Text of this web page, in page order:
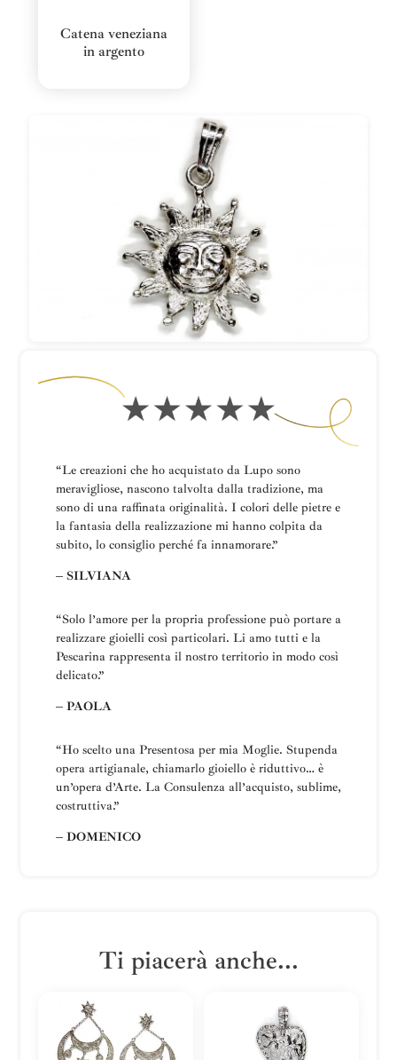
Catena veneziana
in argento
“Le creazioni che ho acquistato da Lupo sono
meravigliose, nascono talvolta dalla tradizione, ma
sono di una raffinata originalità. I colori delle pietre e
la fantasia della realizzazione mi hanno colpita da
subito, lo consiglio perché fa innamorare.”
– SILVIANA
“Solo l’amore per la propria professione può portare a
realizzare gioielli così particolari. Li amo tutti e la
Pescarina rappresenta il nostro territorio in modo così
delicato.”
– PAOLA
“Ho scelto una Presentosa per mia Moglie. Stupenda
opera artigianale, chiamarlo gioiello è riduttivo… è
un’opera d’Arte. La Consulenza all’acquisto, sublime,
costruttiva.”
– DOMENICO
Ti piacerà anche...